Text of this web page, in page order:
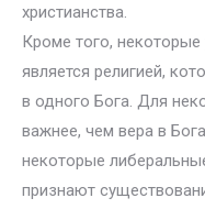
христианства.
Кроме того,
является религией,
в одного Бога. Для
важнее, чем вера в
некоторые
признают